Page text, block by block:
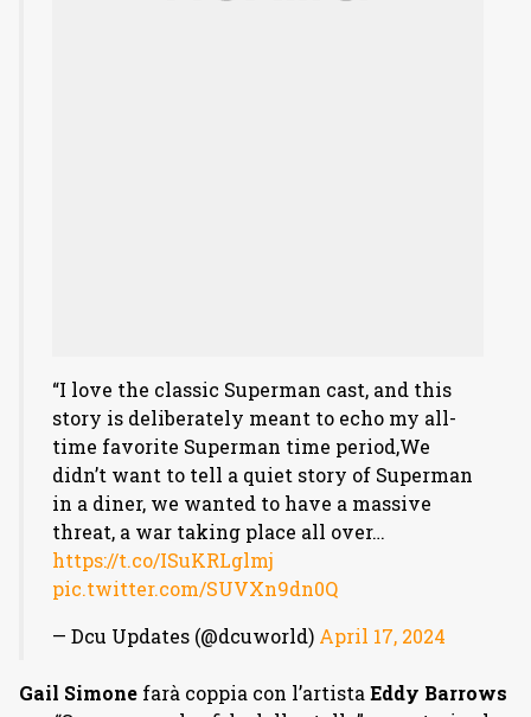
“I love the classic Superman cast, and this
story is deliberately meant to echo my all-
time favorite Superman time period,We
didn’t want to tell a quiet story of Superman
in a diner, we wanted to have a massive
threat, a war taking place all over…
https://t.co/ISuKRLglmj
pic.twitter.com/SUVXn9dn0Q
— Dcu Updates (@dcuworld) April 17, 2024
Gail Simone farà coppia con l’artistaEddy Barrows